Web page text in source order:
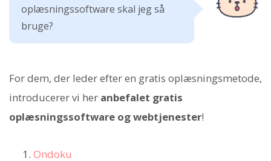
oplæsningssoftware skal jeg så
bruge?
For dem, der leder efter en gratis oplæsningsmetode,
introducerer vi her anbefalet gratis
oplæsningssoftware og webtjenester!
Ondoku